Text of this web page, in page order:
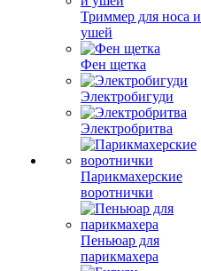
Триммер для носа и
ушей
Фен щетка
Электробигуди
Электробритва
Парикмахерские
воротнички
Пеньюар для
парикмахера